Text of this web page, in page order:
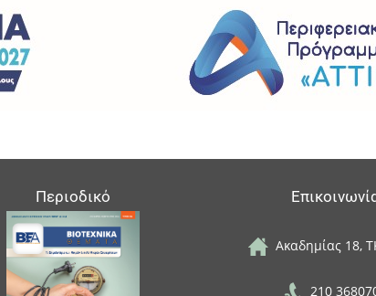
Περιοδικό
Ακαδημίας 18,
210